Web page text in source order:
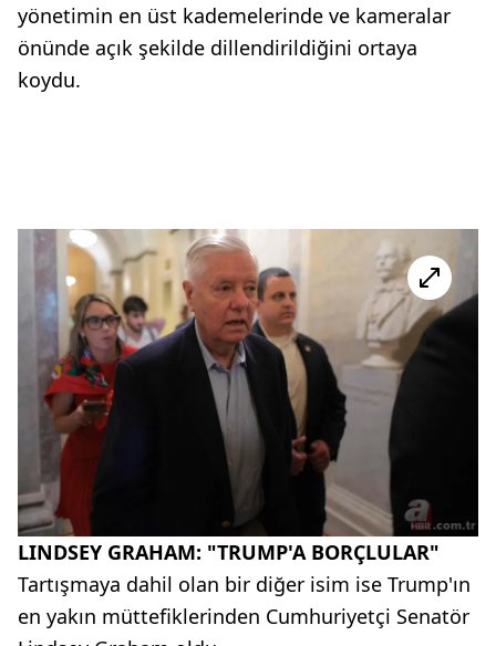
yönetimin en üst kademelerinde ve kameralar
önünde açık şekilde dillendirildiğini ortaya
koydu.
LINDSEY GRAHAM: "TRUMP'A BORÇLULAR"
Tartışmaya dahil olan bir diğer isim ise Trump'ın
en yakın müttefiklerinden Cumhuriyetçi Senatör